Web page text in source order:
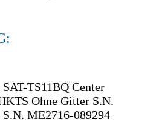
TS11BQ Center
Ohne Gitter S.N.
ME2716-089294